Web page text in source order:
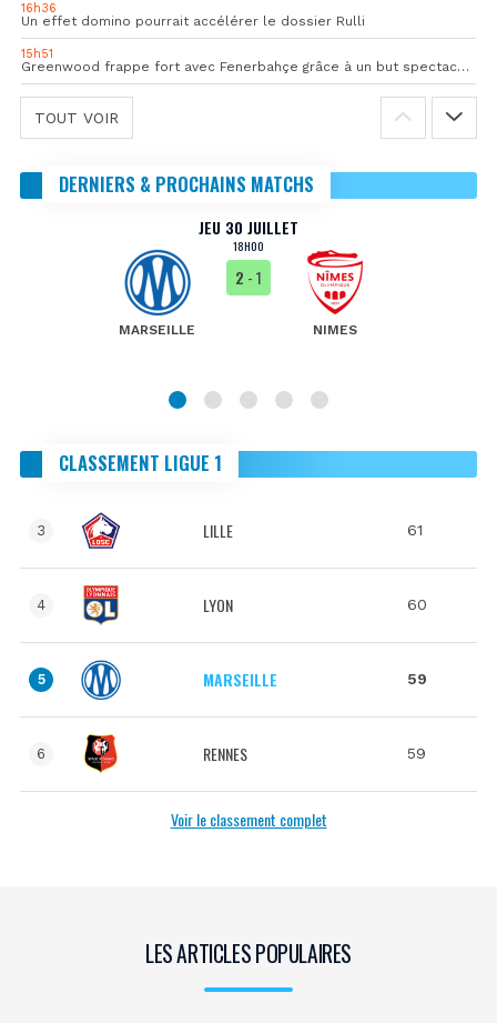
16h36
Un effet domino pourrait accélérer le dossier Rulli
15h51
Greenwood frappe fort avec Fenerbahçe grâce à un but spectaculaire
TOUT VOIR
DERNIERS & PROCHAINS MATCHS
JEU 30 JUILLET
18H00
MARSEILLE
2 - 1
NIMES
CLASSEMENT LIGUE 1
3 LILLE 61
4 LYON 60
5 MARSEILLE 59
6 RENNES 59
Voir le classement complet
LES ARTICLES POPULAIRES